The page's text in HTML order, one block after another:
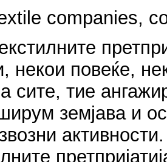
companies,
некои повеќе,
сите, тие
земјава и